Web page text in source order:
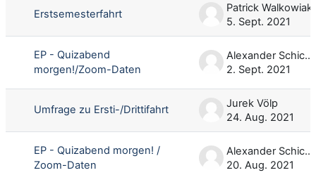
Erstsemesterfahrt
Patrick Walkowiak
5. Sept. 2021
EP - Quizabend
morgen!/Zoom-Daten
Alexander Schicke
2. Sept. 2021
Umfrage zu Ersti-/Drittifahrt
Jurek Völp
24. Aug. 2021
EP - Quizabend morgen! /
Zoom-Daten
Alexander Schicke
20. Aug. 2021